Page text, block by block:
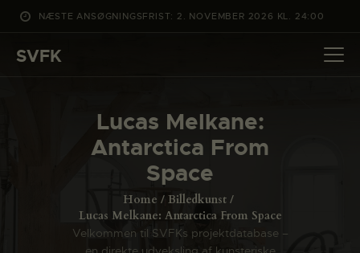
NÆSTE ANSØGNINGSFRIST: 2. NOVEMBER 2026 KL. 24:00
SVFK
Lucas Melkane:
Antarctica From
Space
Home
Billedkunst
Lucas Melkane: Antarctica From Space
Velkommen til SVFKs projektdatabase –
DET SKER
PROJEKTER
OM SVFK
ENGLISH